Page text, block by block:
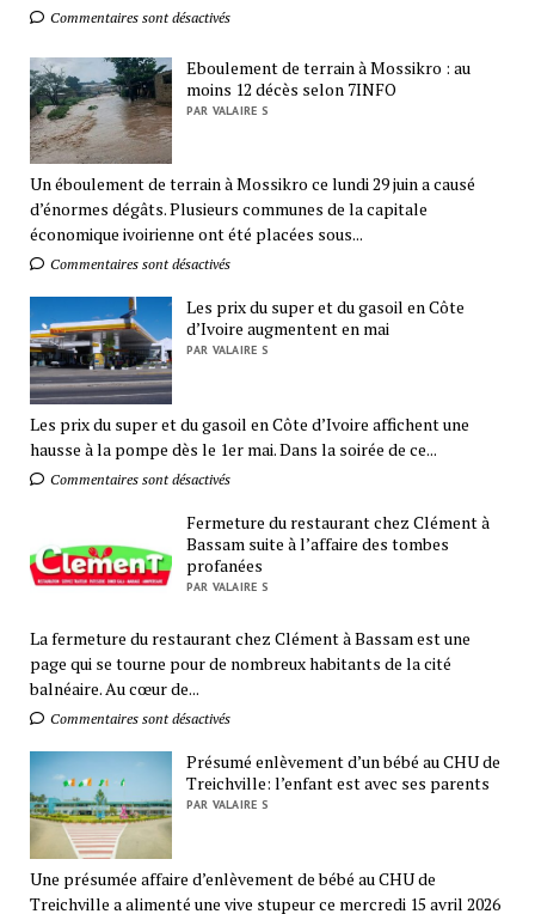
Commentaires sont désactivés
Eboulement de terrain à Mossikro : au
moins 12 décès selon 7INFO
PAR VALAIRE S
Un éboulement de terrain à Mossikro ce lundi 29 juin a causé
d’énormes dégâts. Plusieurs communes de la capitale
économique ivoirienne ont été placées sous...
Commentaires sont désactivés
Les prix du super et du gasoil en Côte
d’Ivoire augmentent en mai
PAR VALAIRE S
Les prix du super et du gasoil en Côte d’Ivoire affichent une
hausse à la pompe dès le 1er mai. Dans la soirée de ce...
Commentaires sont désactivés
Fermeture du restaurant chez Clément à
Bassam suite à l’affaire des tombes
profanées
PAR VALAIRE S
La fermeture du restaurant chez Clément à Bassam est une
page qui se tourne pour de nombreux habitants de la cité
balnéaire. Au cœur de...
Commentaires sont désactivés
Présumé enlèvement d’un bébé au CHU de
Treichville: l’enfant est avec ses parents
PAR VALAIRE S
Une présumée affaire d’enlèvement de bébé au CHU de
Treichville a alimenté une vive stupeur ce mercredi 15 avril 2026